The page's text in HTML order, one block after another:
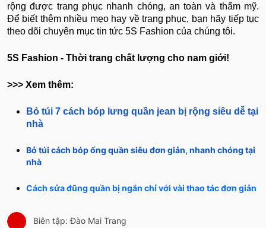
rộng được trang phục nhanh chóng, an toàn và thẩm mỹ.
Để biết thêm nhiều mẹo hay về trang phục, bạn hãy tiếp tục
theo dõi chuyên mục tin tức 5S Fashion của chúng tôi.
5S Fashion - Thời trang chất lượng cho nam giới!
>>> Xem thêm:
Bỏ túi 7 cách bóp lưng quần jean bị rộng siêu dễ tại
nhà
Bỏ túi cách bóp ống quần siêu đơn giản, nhanh chóng tại
nhà
Cách sửa đũng quần bị ngắn chỉ với vài thao tác đơn giản
Biên tập: Đào Mai Trang